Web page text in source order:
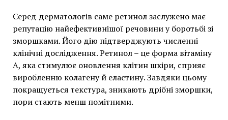
Серед дерматологів саме ретинол заслужено має
репутацію найефективнішої речовини у боротьбі зі
зморшками. Його дію підтверджують численні
клінічні дослідження. Ретинол – це форма вітаміну
А, яка стимулює оновлення клітин шкіри, сприяє
виробленню колагену й еластину. Завдяки цьому
покращується текстура, зникають дрібні зморшки,
пори стають менш помітними.